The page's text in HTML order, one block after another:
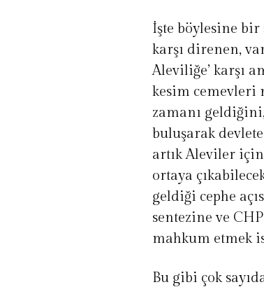
İşte böylesine
karşı direnen,
Aleviliğe’ karşı
kesim cemevleri
zamanı
buluşarak
artık Aleviler
ortaya
geldiği cephe
sentezine ve
mahkum etmek
Bu gibi çok